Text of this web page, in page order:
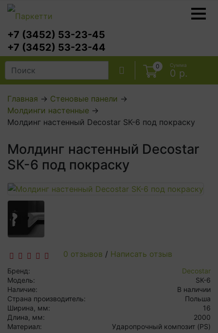
+7 (3452) 53-23-45
+7 (3452) 53-23-44
0 Сумма
0 р.
Ламинат
Ламинат SPC
Паркетная доска
Массивная доска
Инженерная доска
Художественный паркет
Штучный паркет
Модульная плитка ПВХ
Главная → Стеновые панели →
Молдинги настенные →
Молдинг настенный Decostar SК-6 под покраску
Молдинг настенный Decostar
SК-6 под покраску
0 отзывов / Написать отзыв
Бренд:
Decostar
Модель:
SК-6
Наличие:
В наличии
Страна производитель:
Польша
Ширина, мм:
16
Длина, мм:
2000
Материал:
Ударопрочный композит (PS)